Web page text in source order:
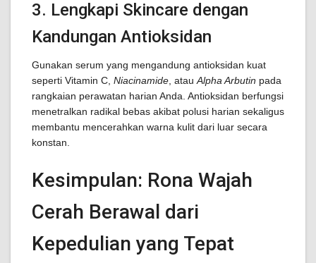
3. Lengkapi Skincare dengan
Kandungan Antioksidan
Gunakan serum yang mengandung antioksidan kuat
seperti Vitamin C, Niacinamide , atau Alpha Arbutin pada
rangkaian perawatan harian Anda. Antioksidan berfungsi
menetralkan radikal bebas akibat polusi harian sekaligus
membantu mencerahkan warna kulit dari luar secara
konstan.
Kesimpulan: Rona Wajah
Cerah Berawal dari
Kepedulian yang Tepat